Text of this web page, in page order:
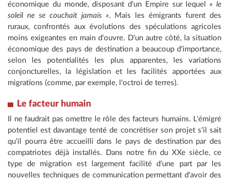
économique du monde, disposant d'un Empire sur lequel« le
soleil ne se couchait jamais ». Mais les émigrants furent des
ruraux, confrontés aux évolutions des spéculations agricoles
moins exigeantes en main d'ouvre. D'un autre côté, la situation
économique des pays de destination a beaucoup d'importance,
selon les potentialités les plus apparentes, les variations
conjoncturelles, la législation et les facilités apportées aux
migrations (comme, par exemple, l'octroi de terres).
Le facteur humain
Il ne faudrait pas omettre le rôle des facteurs humains. L'émigré
potentiel est davantage tenté de concrétiser son projet s'il sait
qu'il pourra être accueilli dans le pays de destination par des
compatriotes déjà installés. Dans notre fin du XXe siècle, ce
type de migration est largement facilité d'une part par les
nouvelles techniques de communication permettant d'avoir des